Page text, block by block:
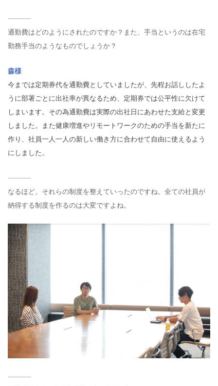
通勤費はどのようにされたのですか？また、手当というのは在宅
勤務手当のようなものでしょうか？
森様
今までは定期券代を通勤費としていましたが、先程お話ししたよ
うに部署ごとに出社率が異なるため、定期券では公平性に欠けて
しまいます。その為通勤費は実際の出社日にあわせた支給と変更
しました。また健康増進やリモートワークのための手当を新たに
作り、社員一人一人の新しい働き方に合わせて自由に使えるよう
にしました。
なるほど。それらの制度を整えていったのですね。全ての社員が
納得する制度を作るのは大変ですよね。